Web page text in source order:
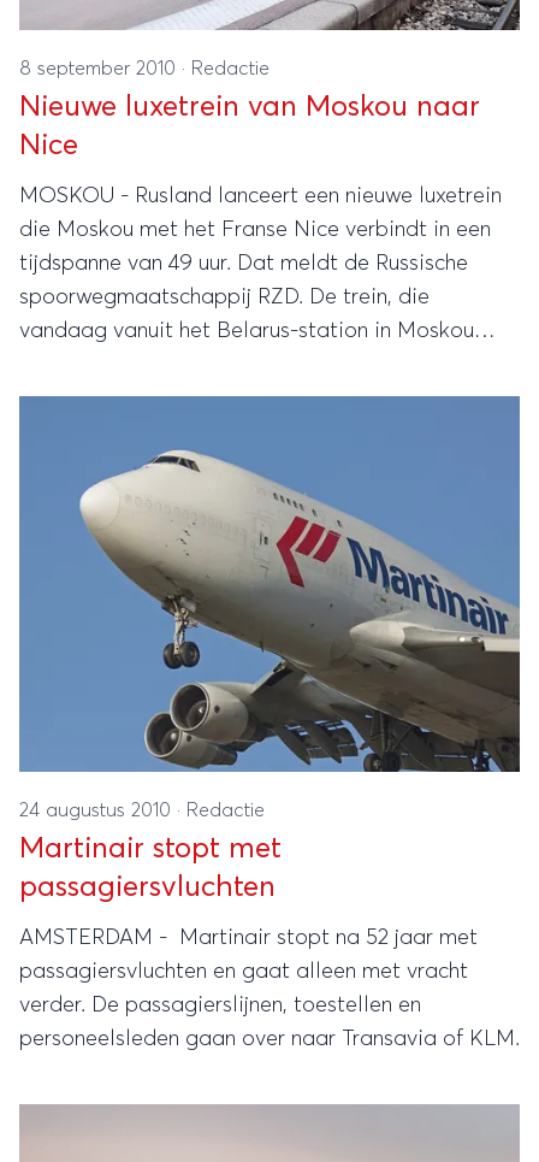
8 september 2010 · Redactie
Nieuwe luxetrein van Moskou naar
Nice
MOSKOU - Rusland lanceert een nieuwe luxetrein
die Moskou met het Franse Nice verbindt in een
tijdspanne van 49 uur. Dat meldt de Russische
spoorwegmaatschappij RZD. De trein, die
vandaag vanuit het Belarus-station in Moskou
24 augustus 2010 · Redactie
Martinair stopt met
passagiersvluchten
AMSTERDAM - Martinair stopt na 52 jaar met
passagiersvluchten en gaat alleen met vracht
verder. De passagierslijnen, toestellen en
personeelsleden gaan over naar Transavia of KLM.